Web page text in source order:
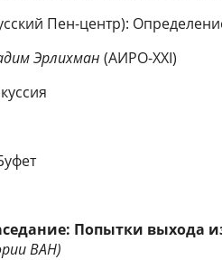
Пен-центр):
Эрлихман (АИРО-XXI)
Попытки выхода
ВАН)